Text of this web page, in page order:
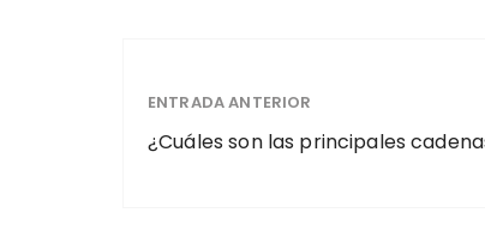
ENTRADA ANTERIOR
¿Cuáles son las principales